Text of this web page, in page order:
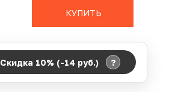
КУПИТЬ
Скидка 10% (-14 руб.) ?